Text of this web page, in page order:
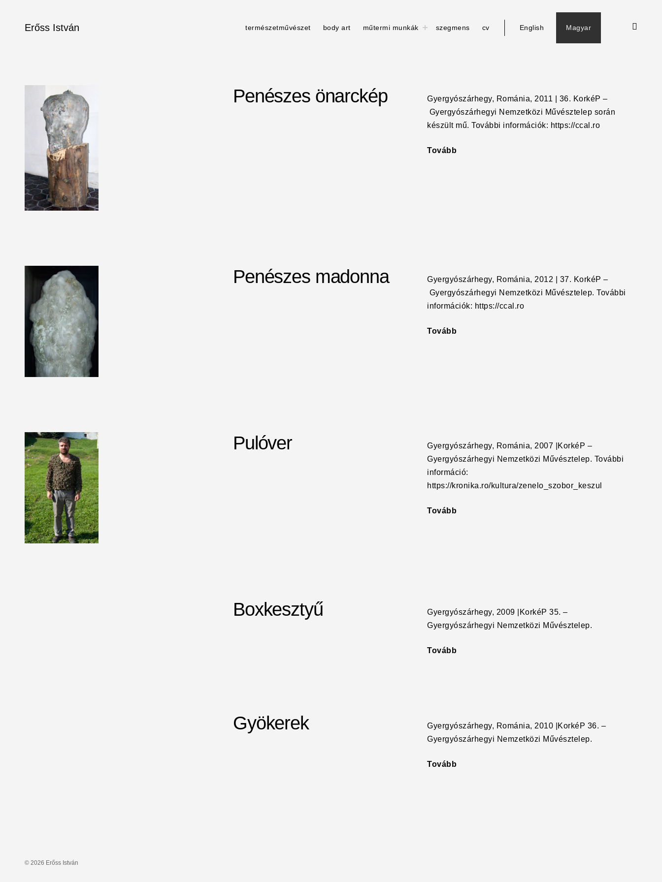
Erőss István természetművészet body art műtermi munkák toggle
child
szegmens cv English Magyar
open
Penészes önarckép
Gyergyószárhegy, Románia, 2011 | 36. KorkéP –
Gyergyószárhegyi Nemzetközi Művésztelep során
készült mű. További információk: https://ccal.ro
Tovább
Penészes madonna
Gyergyószárhegy, Románia, 2012 | 37. KorkéP –
Gyergyószárhegyi Nemzetközi Művésztelep. További
információk: https://ccal.ro
Tovább
Pulóver
Gyergyószárhegy, Románia, 2007 |KorkéP –
Gyergyószárhegyi Nemzetközi Művésztelep. További
információ:
https://kronika.ro/kultura/zenelo_szobor_keszul
Tovább
Boxkesztyű
Gyergyószárhegy, 2009 |KorkéP 35. –
Gyergyószárhegyi Nemzetközi Művésztelep.
Tovább
Gyökerek
Gyergyószárhegy, Románia, 2010 |KorkéP 36. –
Gyergyószárhegyi Nemzetközi Művésztelep.
Tovább
© 2026 Erőss István